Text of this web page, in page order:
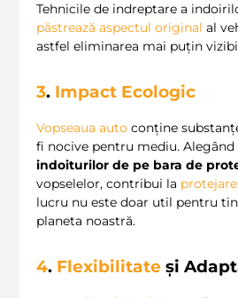
Tehnicile de indreptare a
păstrează aspectul original al
astfel eliminarea mai puțin
3. Impact Ecologic
Vopseaua auto conține
fi nocive pentru mediu. Alegând
indoiturilor de pe bara de
vopselelor, contribui la
lucru nu este doar util pentru
planeta noastră.
4. Flexibilitate și